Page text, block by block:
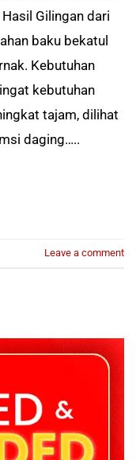
Gilingan dari
baku bekatul
Kebutuhan
kebutuhan
tajam, dilihat
daging…..
Leave a comment